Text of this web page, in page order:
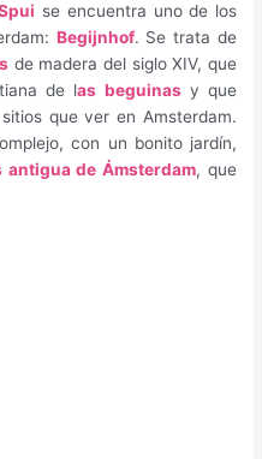
se encuentra uno de los
Begijnhof. Se trata de
de madera del siglo XIV, que
de las beguinasy que
que ver en Amsterdam.
con un bonito jardín,
antigua de Ámsterdam, que